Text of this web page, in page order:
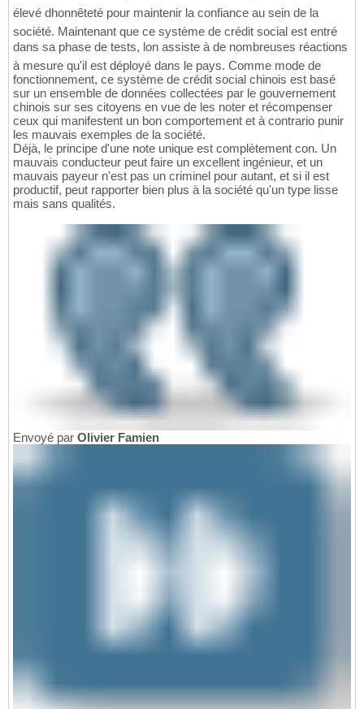
élevé dhonnêteté pour maintenir la confiance au sein de la
société. Maintenant que ce système de crédit social est entré
dans sa phase de tests, lon assiste à de nombreuses réactions
à mesure qu'il est déployé dans le pays. Comme mode de
fonctionnement, ce système de crédit social chinois est basé
sur un ensemble de données collectées par le gouvernement
chinois sur ses citoyens en vue de les noter et récompenser
ceux qui manifestent un bon comportement et à contrario punir
les mauvais exemples de la société.
Déjà, le principe d'une note unique est complètement con. Un
mauvais conducteur peut faire un excellent ingénieur, et un
mauvais payeur n'est pas un criminel pour autant, et si il est
productif, peut rapporter bien plus à la société qu'un type lisse
mais sans qualités.
Envoyé par Olivier Famien